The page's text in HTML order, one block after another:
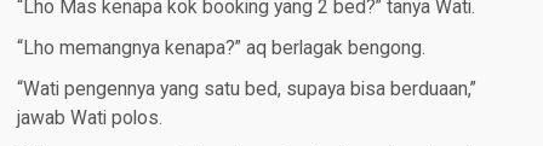
“Lho Mas kenapa kok booking yang 2 bed?” tanya Wati.
“Lho memangnya kenapa?” aq berlagak bengong.
“Wati pengennya yang satu bed, supaya bisa berduaan,”
jawab Wati polos.